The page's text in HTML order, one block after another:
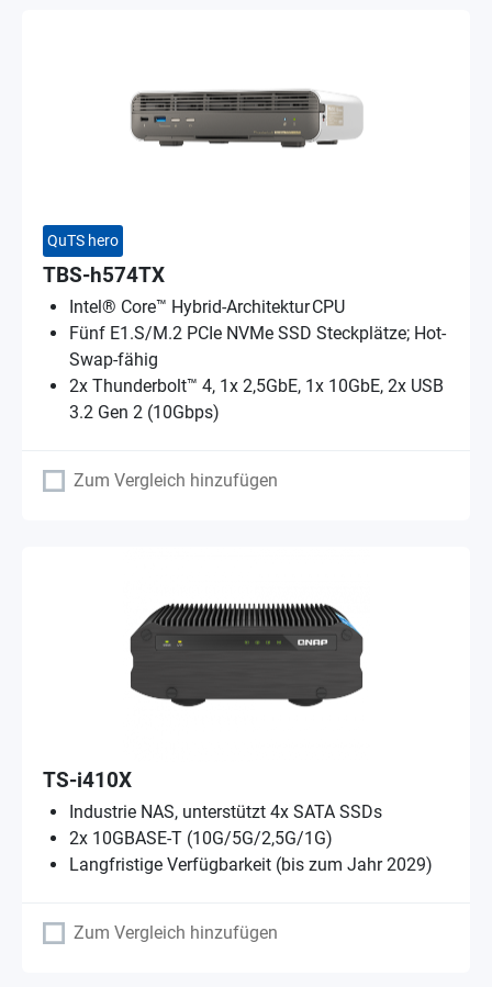
QuTS hero
TBS-h574TX
Intel® Core™ Hybrid-Architektur CPU
Fünf E1.S/M.2 PCIe NVMe SSD Steckplätze; Hot-
Swap-fähig
2x Thunderbolt™ 4, 1x 2,5GbE, 1x 10GbE, 2x USB
3.2 Gen 2 (10Gbps)
Zum Vergleich hinzufügen
TS-i410X
Industrie NAS, unterstützt 4x SATA SSDs
2x 10GBASE-T (10G/5G/2,5G/1G)
Langfristige Verfügbarkeit (bis zum Jahr 2029)
Zum Vergleich hinzufügen